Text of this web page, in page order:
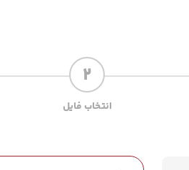
2
انتخاب فایل